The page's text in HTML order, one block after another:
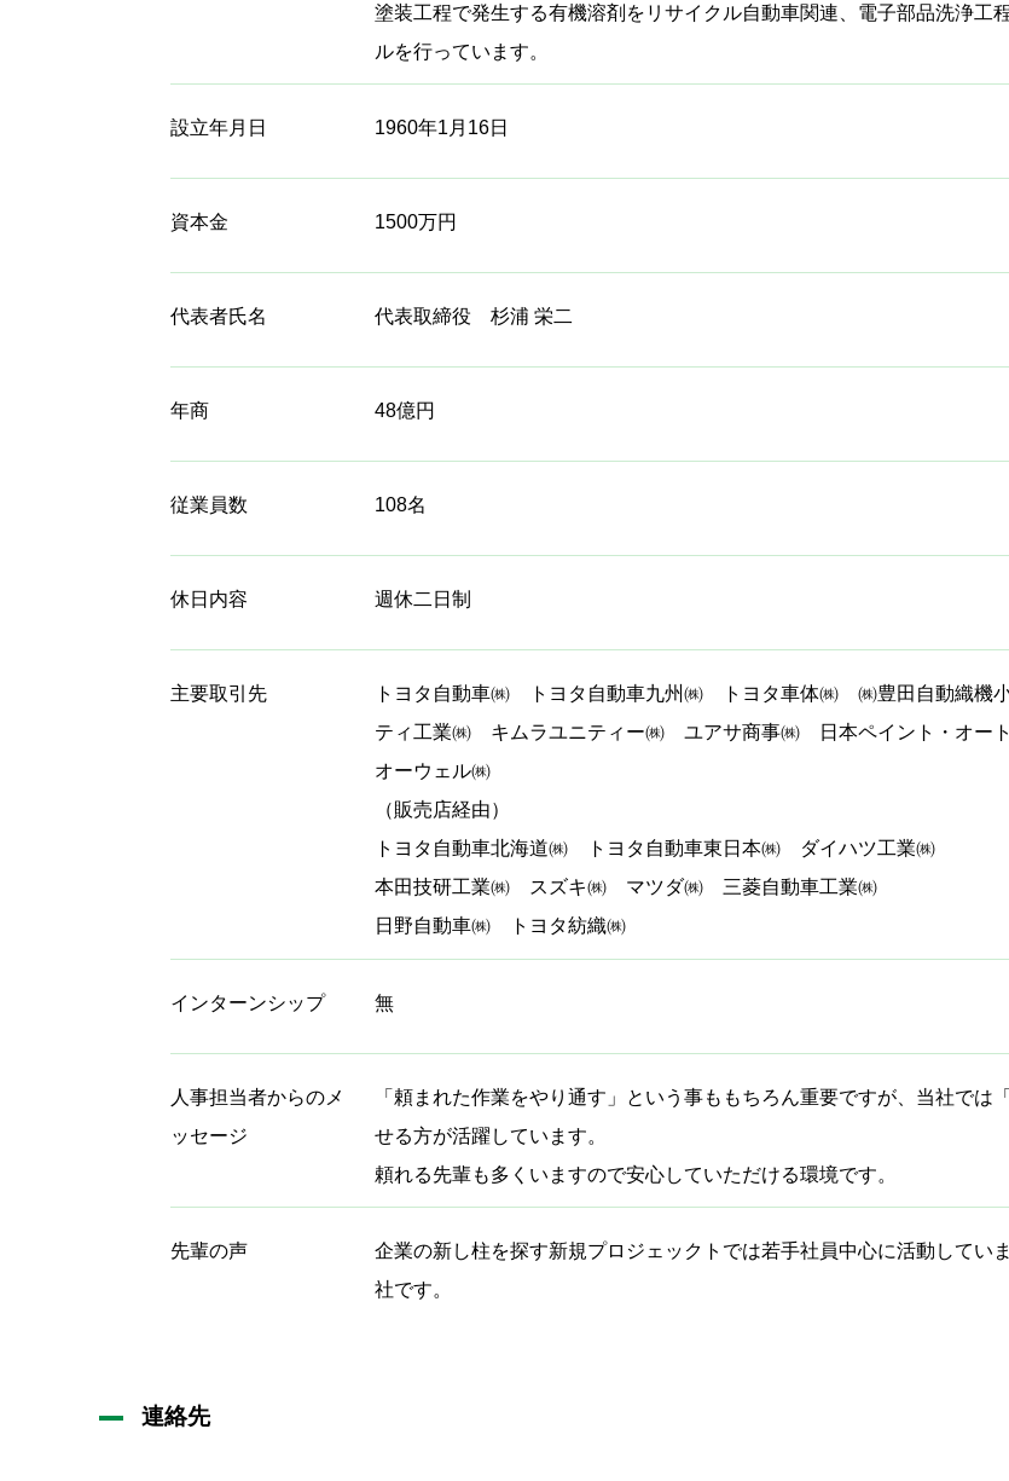
塗装工程で発生する有機溶剤をリサイクル自動車関連、電子部品洗浄工
ルを行っています。
設立年月日 1960年1月16日
資本金 1500万円
代表者氏名 代表取締役 杉浦 栄二
年商 48億円
従業員数 108名
休日内容 週休二日制
主要取引先
トヨタ自動車㈱ トヨタ自動車九州㈱ トヨタ車体㈱ ㈱豊田自動織機
ティ工業㈱ キムラユニティー㈱ ユアサ商事㈱ 日本ペイント・オー
オーウェル㈱
（販売店経由）
トヨタ自動車北海道㈱ トヨタ自動車東日本㈱ ダイハツ工業㈱
本田技研工業㈱ スズキ㈱ マツダ㈱ 三菱自動車工業㈱
日野自動車㈱ トヨタ紡織㈱
インターンシップ 無
人事担当者からのメ
ッセージ
「頼まれた作業をやり通す」という事ももちろん重要ですが、当社で
せる方が活躍しています。
頼れる先輩も多くいますので安心していただける環境です。
先輩の声
企業の新し柱を探す新規プロジェックトでは若手社員中心に活動してい
社です。
連絡先